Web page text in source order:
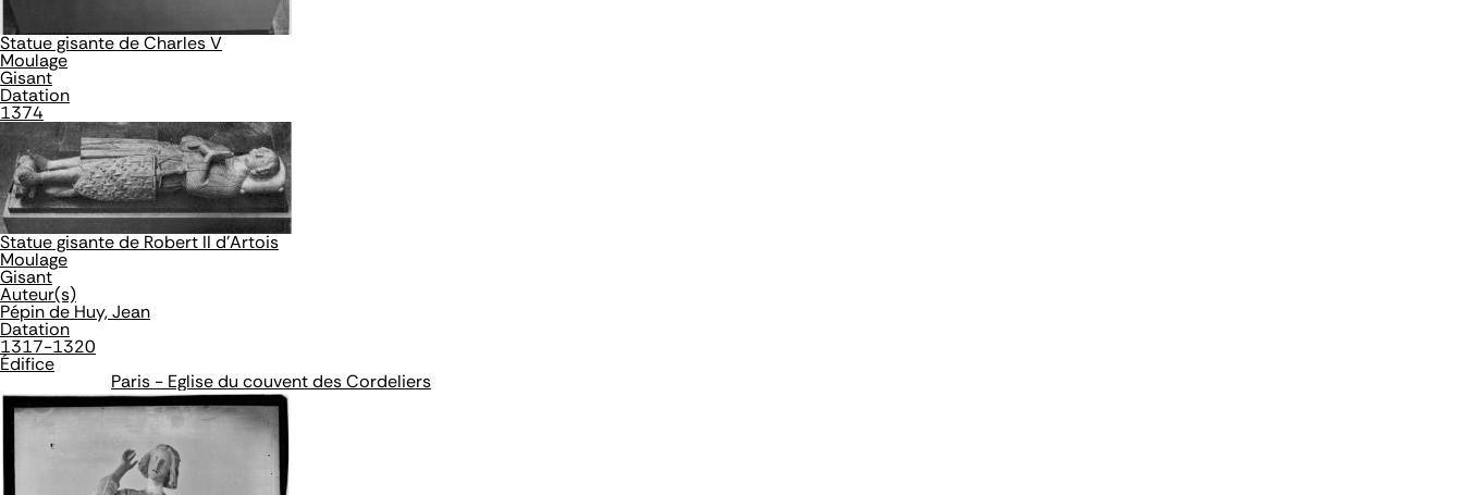
Statue gisante de Charles V
Moulage
Gisant
Datation
1374
Statue gisante de Robert II d'Artois
Moulage
Gisant
Auteur(s)
Pépin de Huy, Jean
Datation
1317-1320
Édifice
Paris - Eglise du couvent des Cordeliers